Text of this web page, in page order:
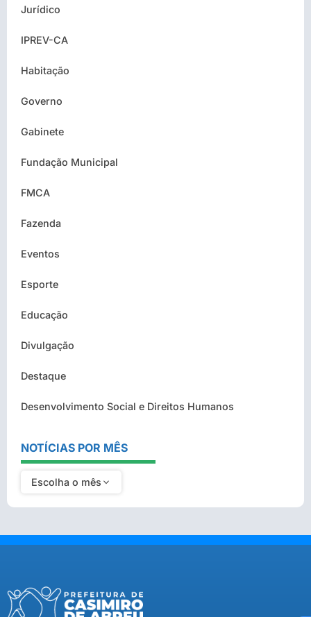
Jurídico
IPREV-CA
Habitação
Governo
Gabinete
Fundação Municipal
FMCA
Fazenda
Eventos
Esporte
Educação
Divulgação
Destaque
Desenvolvimento Social e Direitos Humanos
NOTÍCIAS POR MÊS
Escolha o mês